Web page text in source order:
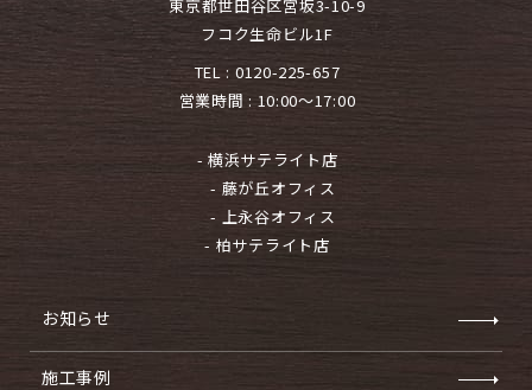
東京都世田谷区宮坂3-10-9
フコク生命ビル1F
TEL : 0120-225-657
営業時間 : 10:00～17:00
- 横浜サテライト店
- 藤が丘オフィス
- 上永谷オフィス
- 柏サテライト店
お知らせ
施工事例